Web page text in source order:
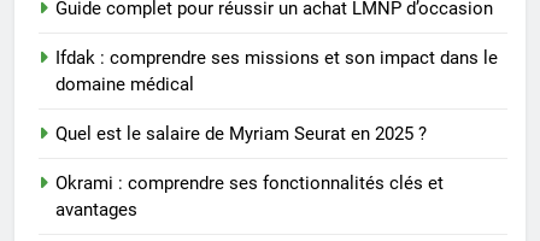
Guide complet pour réussir un achat LMNP d’occasion
Ifdak : comprendre ses missions et son impact dans le
domaine médical
Quel est le salaire de Myriam Seurat en 2025 ?
Okrami : comprendre ses fonctionnalités clés et
avantages